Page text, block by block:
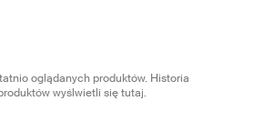
oglądanych produktów. Historia
wyślwietli się tutaj.